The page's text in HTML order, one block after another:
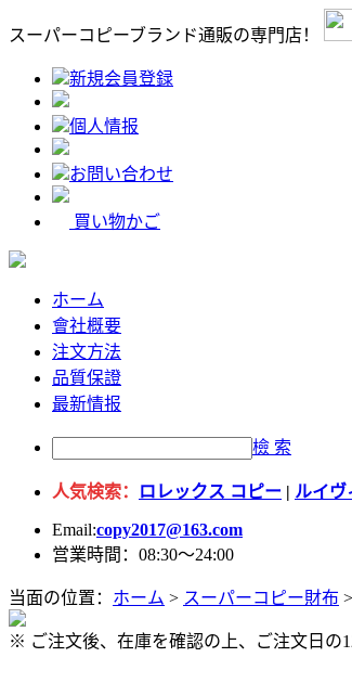
スーパーコピーブランド通販の専門店！
新規会員登録
個人情报
お問い合わせ
買い物かご
ホーム
會社概要
注文方法
品質保證
最新情报
檢 索
人気検索： ロレックス コピー | ルイヴ
Email:copy2017@163.com
営業時間：08:30～24:00
当面の位置： ホーム > スーパーコピー財布 >
※ ご注文後、在庫を確認の上、ご注文日の